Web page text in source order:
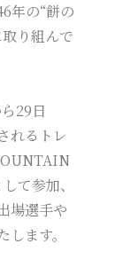
年の“餅の
り組んで
29日
れるトレ
て参加、
場選手や
ます。